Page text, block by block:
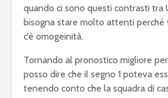
quando ci sono questi contrasti tra
bisogna stare molto attenti perché
c’è omogeinità.
Tornando al pronostico migliore
posso dire che il segno 1 poteva
tenendo conto che la squadra di